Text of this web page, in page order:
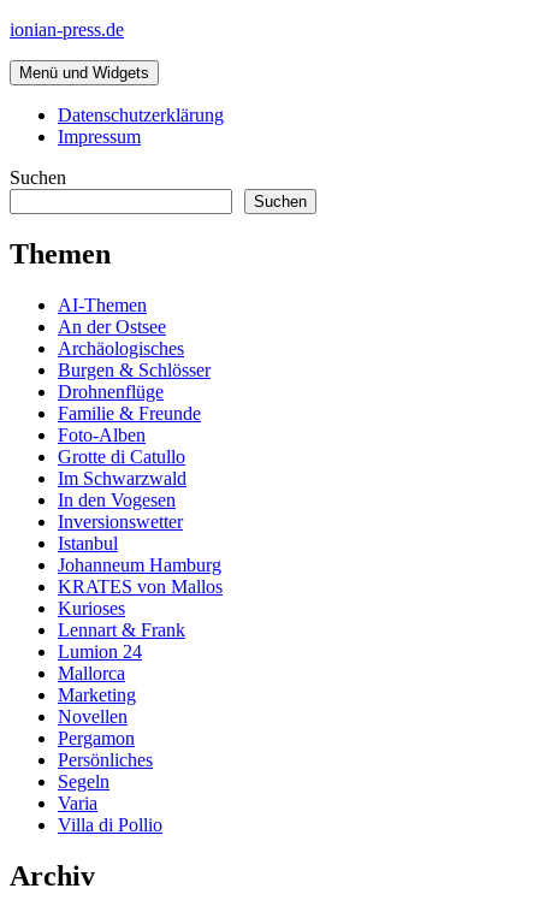
Zum
springen
ionian-press.de
Menü und Widgets
Datenschutzerklärung
Impressum
Suchen
Suchen
Themen
AI-Themen
An der Ostsee
Archäologisches
Burgen & Schlösser
Drohnenflüge
Familie & Freunde
Foto-Alben
Grotte di Catullo
Im Schwarzwald
In den Vogesen
Inversionswetter
Istanbul
Johanneum Hamburg
KRATES von Mallos
Kurioses
Lennart & Frank
Lumion 24
Mallorca
Marketing
Novellen
Pergamon
Persönliches
Segeln
Varia
Villa di Pollio
Archiv